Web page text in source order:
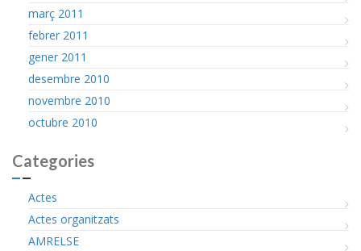
març 2011
febrer 2011
gener 2011
desembre 2010
novembre 2010
octubre 2010
Categories
Actes
Actes organitzats
AMRELSE